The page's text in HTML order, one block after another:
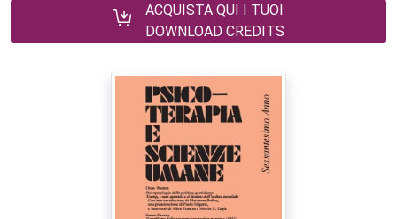
ACQUISTA QUI I TUOI
DOWNLOAD CREDITS